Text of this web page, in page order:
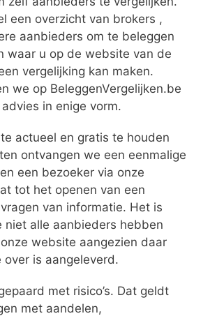
een overzicht van brokers ,
aanbieders om te beleggen
waar u op de website van de
vergelijking kan maken.
we op BeleggenVergelijken.be
in enige vorm.
actueel en gratis te houden
ontvangen we een eenmalige
een bezoeker via onze
tot het openen van een
van informatie. Het is
niet alle aanbieders hebben
website aangezien daar
over is aangeleverd.
met risico’s. Dat geldt
met aandelen,